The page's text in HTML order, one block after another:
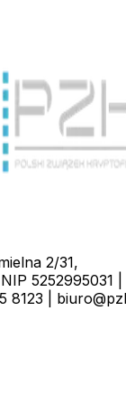
2/31,
5252995031 |
8123 |